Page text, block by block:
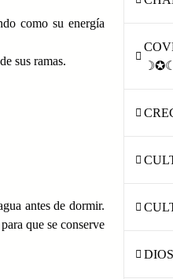
como su energía
sus ramas.
antes de dormir.
que se conserve
☽✪☾